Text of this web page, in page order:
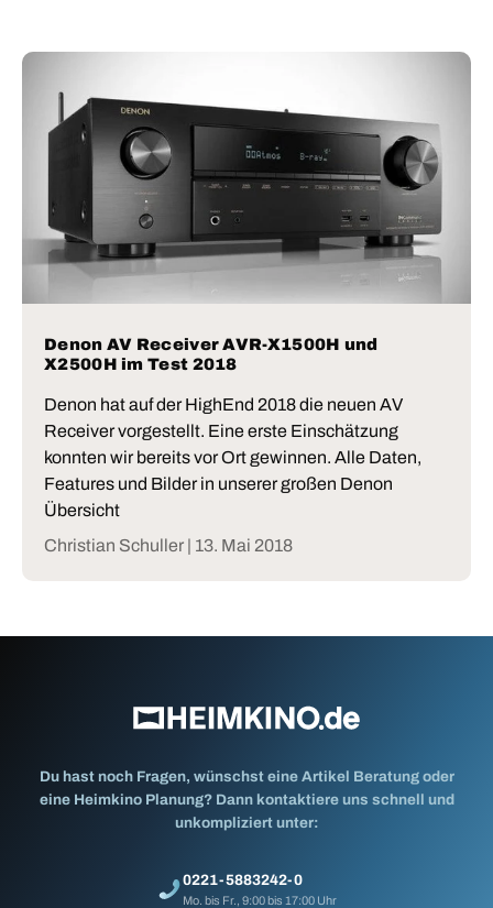
Denon AV Receiver AVR-X1500H und
X2500H im Test 2018
Denon hat auf der HighEnd 2018 die neuen AV
Receiver vorgestellt. Eine erste Einschätzung
konnten wir bereits vor Ort gewinnen. Alle Daten,
Features und Bilder in unserer großen Denon
Übersicht
Christian Schuller | 13. Mai 2018
Du hast noch Fragen, wünschst eine Artikel Beratung oder
eine Heimkino Planung? Dann kontaktiere uns schnell und
unkompliziert unter:
0221-5883242-0
Mo. bis Fr., 9:00 bis 17:00 Uhr